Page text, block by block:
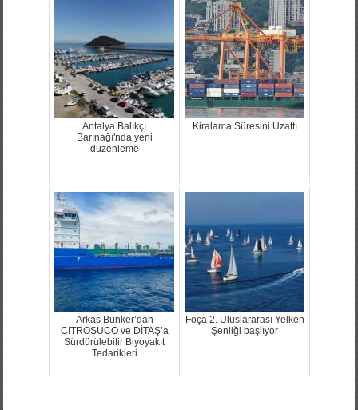
Antalya Balıkçı
Barınağı'nda yeni
düzenleme
Kiralama Süresini Uzattı
Arkas Bunker’dan
CITROSUCO ve DİTAŞ’a
Sürdürülebilir Biyoyakıt
Tedarikleri
Foça 2. Uluslararası Yelken
Şenliği başlıyor